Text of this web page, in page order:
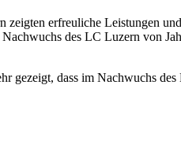
erfreuliche Leistungen
des LC Luzern von
gezeigt, dass im Nachwuchs